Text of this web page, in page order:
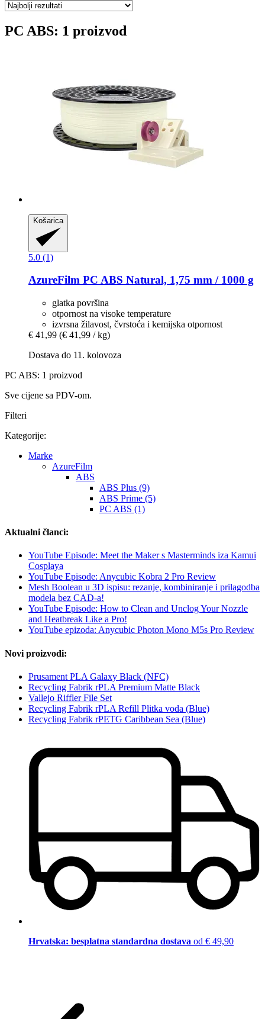
PC ABS: 1 proizvod
Košarica
5.0 (1)
AzureFilm PC ABS Natural, 1,75 mm / 1000 g
glatka površina
otpornost na visoke temperature
izvrsna žilavost, čvrstoća i kemijska otpornost
€ 41,99 (€ 41,99 / kg)
Dostava do 11. kolovoza
PC ABS: 1 proizvod
Sve cijene sa PDV-om.
Filteri
Kategorije:
Marke
AzureFilm
ABS
ABS Plus (9)
ABS Prime (5)
PC ABS (1)
Aktualni članci:
YouTube Episode: Meet the Maker s Masterminds iza Kamui
Cosplaya
YouTube Episode: Anycubic Kobra 2 Pro Review
Mesh Boolean u 3D ispisu: rezanje, kombiniranje i prilagodba
modela bez CAD-a!
YouTube Episode: How to Clean and Unclog Your Nozzle
and Heatbreak Like a Pro!
YouTube epizoda: Anycubic Photon Mono M5s Pro Review
Novi proizvodi:
Prusament PLA Galaxy Black (NFC)
Recycling Fabrik rPLA Premium Matte Black
Vallejo Riffler File Set
Recycling Fabrik rPLA Refill Plitka voda (Blue)
Recycling Fabrik rPETG Caribbean Sea (Blue)
Hrvatska: besplatna standardna dostava od € 49,90